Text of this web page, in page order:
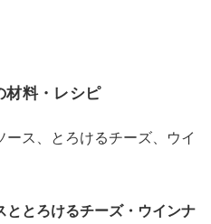
材料・レシピ
ース、とろけるチーズ、ウイ
ととろけるチーズ・ウインナ